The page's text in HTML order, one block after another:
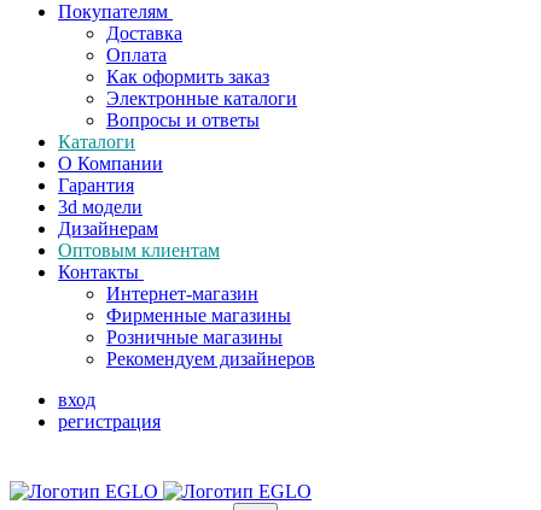
Покупателям
Доставка
Оплата
Как оформить заказ
Электронные каталоги
Вопросы и ответы
Каталоги
О Компании
Гарантия
3d модели
Дизайнерам
Оптовым клиентам
Контакты
Интернет-магазин
Фирменные магазины
Розничные магазины
Рекомендуем дизайнеров
вход
регистрация